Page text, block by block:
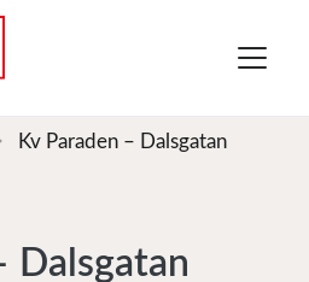
Kv Paraden – Dalsgatan
Dalsgatan